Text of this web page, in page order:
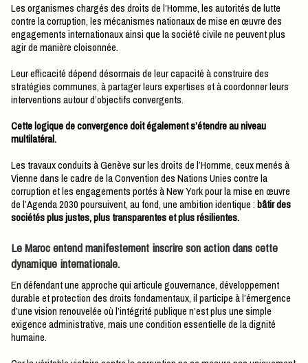
Les organismes chargés des droits de l’Homme, les autorités de lutte
contre la corruption, les mécanismes nationaux de mise en œuvre des
engagements internationaux ainsi que la société civile ne peuvent plus
agir de manière cloisonnée.
Leur efficacité dépend désormais de leur capacité à construire des
stratégies communes, à partager leurs expertises et à coordonner leurs
interventions autour d’objectifs convergents.
Cette logique de convergence doit également s’étendre au niveau
multilatéral.
Les travaux conduits à Genève sur les droits de l’Homme, ceux menés à
Vienne dans le cadre de la Convention des Nations Unies contre la
corruption et les engagements portés à New York pour la mise en œuvre
de l’Agenda 2030 poursuivent, au fond, une ambition identique :bâtir des
sociétés plus justes, plus transparentes et plus résilientes.
Le Maroc entend manifestement inscrire son action dans cette
dynamique internationale.
En défendant une approche qui articule gouvernance, développement
durable et protection des droits fondamentaux, il participe à l’émergence
d’une vision renouvelée où l’intégrité publique n’est plus une simple
exigence administrative, mais une condition essentielle de la dignité
humaine.